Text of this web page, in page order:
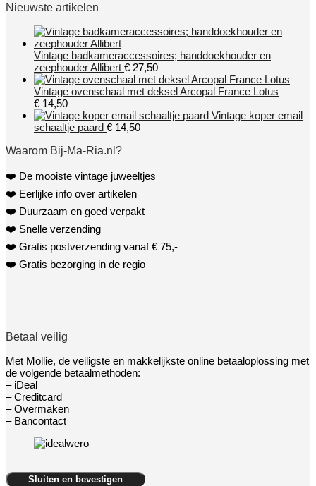
Nieuwste artikelen
Vintage badkameraccessoires; handdoekhouder en
zeephouder Allibert € 27,50
Vintage ovenschaal met deksel Arcopal France Lotus
€ 14,50
Vintage koper email
schaaltje paard € 14,50
Waarom Bij-Ma-Ria.nl?
❤️ De mooiste vintage juweeltjes
❤️ Eerlijke info over artikelen
❤️ Duurzaam en goed verpakt
❤️ Snelle verzending
❤️ Gratis postverzending vanaf € 75,-
❤️ Gratis bezorging in de regio
Betaal veilig
Met Mollie, de veiligste en makkelijkste online betaaloplossing met
de volgende betaalmethoden:
– iDeal
– Creditcard
– Overmaken
– Bancontact